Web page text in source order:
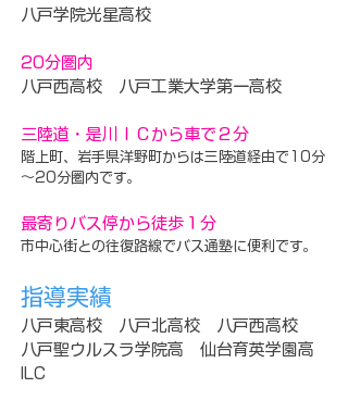
八戸学院光星高校
20分圏内
八戸西高校 八戸工業大学第一高校
三陸道・是川ＩＣから車で２分
階上町、岩手県洋野町からは三陸道経由で10分
～20分圏内です。
最寄りバス停から徒歩１分
市中心街との往復路線でバス通塾に便利です。
指導実績
八戸東高校 八戸北高校 八戸西高校
八戸聖ウルスラ学院高 仙台育英学園高
ILC